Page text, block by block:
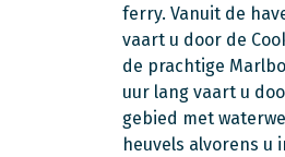
ferry. Vanuit de
vaart u door de
de prachtige
uur lang vaart u
gebied met
heuvels alvorens u